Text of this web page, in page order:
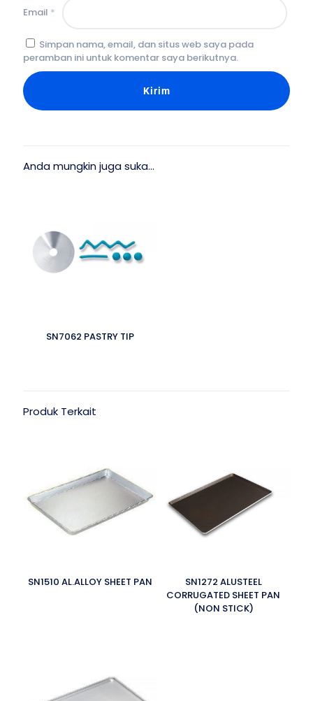
Email *
Simpan nama, email, dan situs web saya pada
peramban ini untuk komentar saya berikutnya.
Anda mungkin juga suka…
SN7062 PASTRY TIP
Produk Terkait
SN1510 AL.ALLOY SHEET PAN
SN1272 ALUSTEEL
CORRUGATED SHEET PAN
(NON STICK)